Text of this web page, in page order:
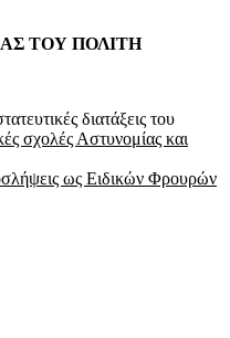
ΤΟΥ ΠΟΛΙΤΗ
διατάξεις του
σχολές Αστυνομίας και
ως Ειδικών Φρουρών